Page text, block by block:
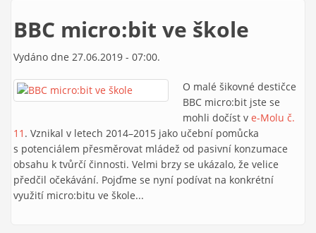
BBC micro:bit ve škole
Vydáno dne 27.06.2019 - 07:00.
O malé šikovné destičce
BBC micro:bit jste se
mohli dočíst v e-Molu č.
11 . Vznikal v letech 2014–2015 jako učební pomůcka
s potenciálem přesměrovat mládež od pasivní konzumace
obsahu k tvůrčí činnosti. Velmi brzy se ukázalo, že velice
předčil očekávání. Pojďme se nyní podívat na konkrétní
využití micro:bitu ve škole...